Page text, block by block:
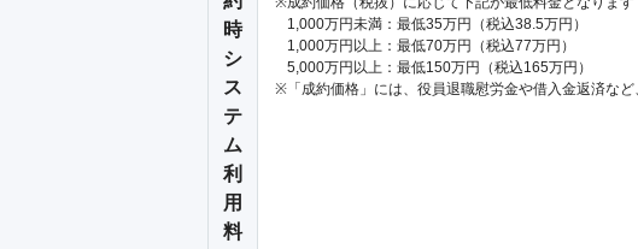
時
シ
ス
テ
ム
利
用
料
1,000万円未満：最低35万円（税込38.5万円）
1,000万円以上：最低70万円（税込77万円）
5,000万円以上：最低150万円（税込165万円）
「成約価格」には、役員退職慰労金や借入金返済な